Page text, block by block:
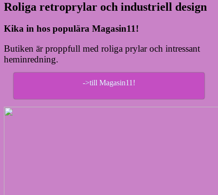
Roliga retroprylar och industriell design
Kika in hos populära Magasin11!
Butiken är proppfull med roliga prylar och intressant
heminredning.
->till Magasin11!